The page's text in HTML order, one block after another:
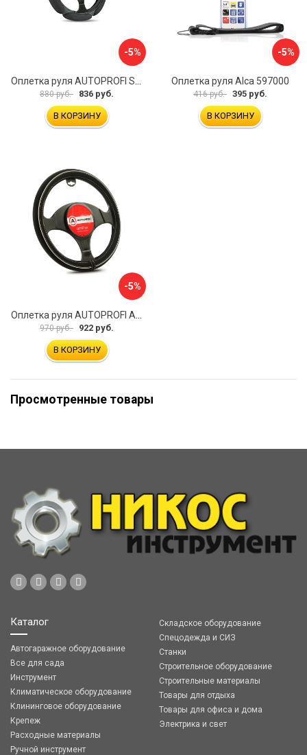
-5%
880 руб. 836 руб.
В КОРЗИНУ
-5%
Оплетка руля Alca 597000
416 руб. 395 руб.
В КОРЗИНУ
-5%
970 руб. 922 руб.
В КОРЗИНУ
Просмотренные товары
Каталог
Автогаражное оборудование
Все для сада
Инструмент
Климатическое оборудование
Клининговое оборудование
Крепеж
Расходные материалы
Ручной инструмент
Складское оборудование
Спецодежда и СИЗ
Станки
Строительное оборудование
Строительные материалы
Товары для отдыха
Товары для офиса и дома
Электрика и свет